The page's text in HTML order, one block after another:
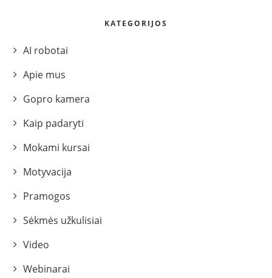
KATEGORIJOS
AI robotai
Apie mus
Gopro kamera
Kaip padaryti
Mokami kursai
Motyvacija
Pramogos
Sėkmės užkulisiai
Video
Webinarai